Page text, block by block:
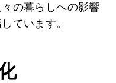
の暮らしへの影響
ています。